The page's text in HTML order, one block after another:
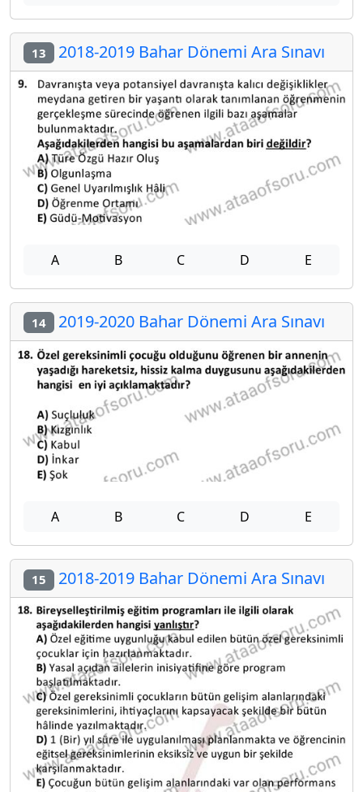
13 2018-2019 Bahar Dönemi Ara Sınavı
A B C D E
14 2019-2020 Bahar Dönemi Ara Sınavı
A B C D E
15 2018-2019 Bahar Dönemi Ara Sınavı